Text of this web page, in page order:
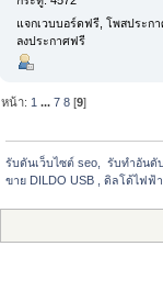
แจกเวบบอร์ดฟรี, โพสประกา
ลงประกาศฟรี
หน้า: 1 ...7 8 [9]
รับดันเว็บไซต์ seo,  รับทำอันดั
ขาย DILDO USB , ดิลโด้ไฟฟ้